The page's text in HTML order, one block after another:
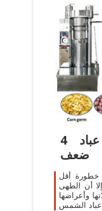
4 أضرار للطهى بزيوت عباد
ضعف
المناعة
خطورة أقل
أن الطهى
وأعراضها